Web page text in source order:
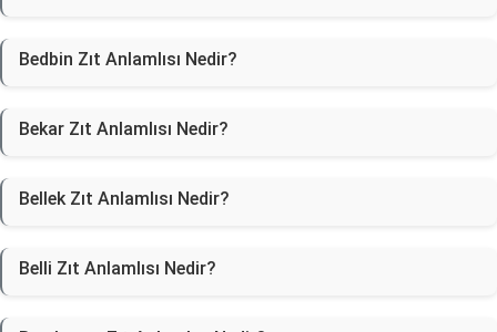
Bedbin Zıt Anlamlısı Nedir?
Bekar Zıt Anlamlısı Nedir?
Bellek Zıt Anlamlısı Nedir?
Belli Zıt Anlamlısı Nedir?